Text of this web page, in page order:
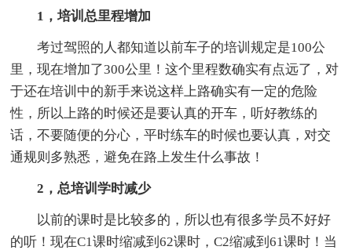
1，培训总里程增加
考过驾照的人都知道以前车子的培训规定是100公
里，现在增加了300公里！这个里程数确实有点远了，对
于还在培训中的新手来说这样上路确实有一定的危险
性，所以上路的时候还是要认真的开车，听好教练的
话，不要随便的分心，平时练车的时候也要认真，对交
通规则多熟悉，避免在路上发生什么事故！
2，总培训学时减少
以前的课时是比较多的，所以也有很多学员不好好
的听！现在C1课时缩减到62课时，C2缩减到61课时！当